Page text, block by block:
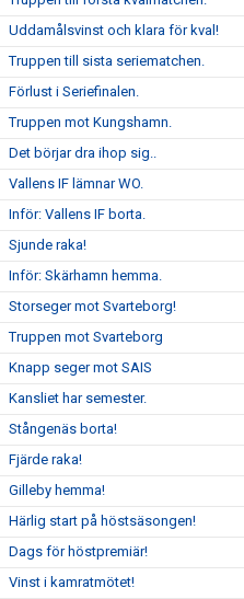
Uddamålsvinst och klara för kval!
Truppen till sista seriematchen.
Förlust i Seriefinalen.
Truppen mot Kungshamn.
Det börjar dra ihop sig..
Vallens IF lämnar WO.
Inför: Vallens IF borta.
Sjunde raka!
Inför: Skärhamn hemma.
Storseger mot Svarteborg!
Truppen mot Svarteborg
Knapp seger mot SAIS
Kansliet har semester.
Stångenäs borta!
Fjärde raka!
Gilleby hemma!
Härlig start på höstsäsongen!
Dags för höstpremiär!
Vinst i kamratmötet!